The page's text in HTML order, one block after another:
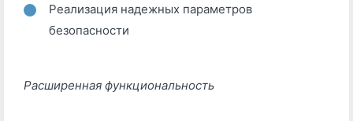
Реализация надежных параметров
безопасности
Расширенная функциональность